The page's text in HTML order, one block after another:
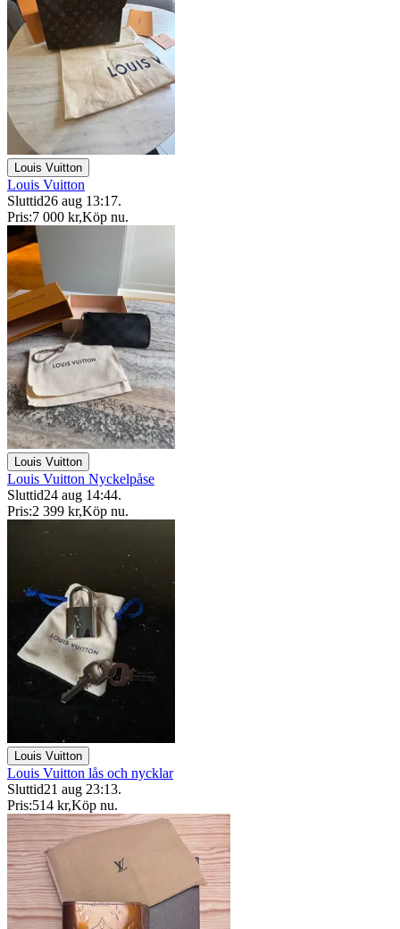
Louis Vuitton
Louis Vuitton
Sluttid26 aug 13:17.
Pris:7 000 kr,Köp nu.
Louis Vuitton
Louis Vuitton Nyckelpåse
Sluttid24 aug 14:44.
Pris:2 399 kr,Köp nu.
Louis Vuitton
Louis Vuitton lås och nycklar
Sluttid21 aug 23:13.
Pris:514 kr,Köp nu.